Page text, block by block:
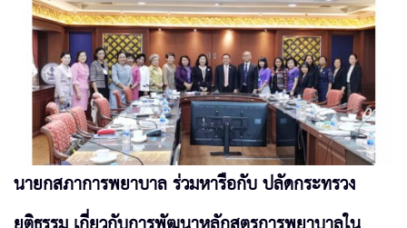
นายกสภาการพยาบาล ร่วมหารือกับ ปลัดกระทรวง